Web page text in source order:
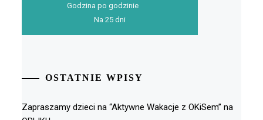
Godzina po godzinie
Na 25 dni
OSTATNIE WPISY
Zapraszamy dzieci na “Aktywne Wakacje z OKiSem” na